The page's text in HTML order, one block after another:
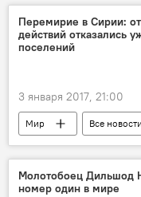
Перемирие в Сирии:
действий отказались
поселений
3 января 2017, 21:00
Мир Все новости
перемирие
Молотобоец Дильшод
номер один в мире